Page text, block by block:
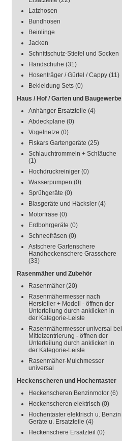
Latzhosen
Bundhosen
Beinlinge
Jacken
Schnittschutz-Stiefel und Socken
Handschuhe (31)
Hosenträger / Gürtel / Cappy (11)
Bekleidung Sets (0)
Haus / Hof / Garten und Baugewerbe
Anhänger Ersatzteile (4)
Abdeckplane (0)
Vogelnetze (0)
Fiskars Gartengeräte (25)
Schlauchtrommeln + Schläuche
(1)
Hochdruckreiniger (0)
Wasserpumpen (0)
Sprühgeräte (0)
Blasgeräte und Häcksler (4)
Motorfräse (0)
Erdbohrgeräte (0)
Schneefräsen (0)
Astschere Gartenschere
Handheckenschere Grasschere
(33)
Rasenmäher und Zubehör
Rasenmäher (20)
Rasenmähermesser nach
Hersteller + Modell - öffnen der
Unterteilung durch anklicken in
der Kategorie-Leiste
Rasenmähermesser universal bei
Mittelzentrierung - öffnen der
Unterteilung durch anklicken in
der Kategorie-Leiste
Rasenmäher-Mulchmesser
universal
Heckenscheren und Hochentaster
Heckenscheren Benzinmotor (6)
Heckenscheren elektrisch (0)
Hochentaster elektrisch u. Benzin
Geräte u. Ersatzteile (4)
Heckenschere Ersatzteil (0)